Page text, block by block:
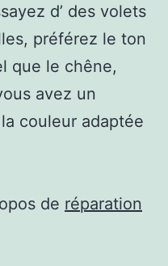
d’ des volets
préférez le ton
que le chêne,
avez un
couleur adaptée
de réparation